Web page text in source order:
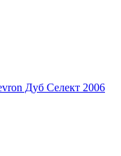
Дуб Селект 2006